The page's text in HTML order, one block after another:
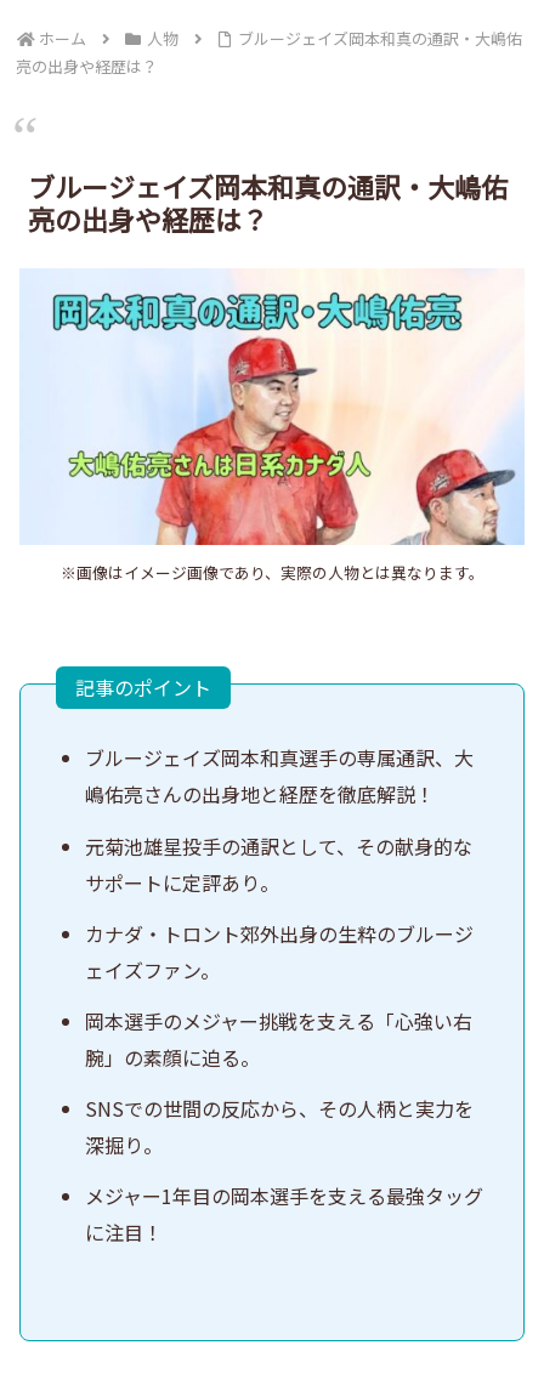
ホーム 人物
ブルージェイズ岡本和真の通訳・大嶋佑
亮の出身や経歴は？
ブルージェイズ岡本和真の通訳・大嶋佑
亮の出身や経歴は？
※画像はイメージ画像であり、実際の人物とは異なります。
記事のポイント
ブルージェイズ岡本和真選手の専属通訳、大
嶋佑亮さんの出身地と経歴を徹底解説！
元菊池雄星投手の通訳として、その献身的な
サポートに定評あり。
カナダ・トロント郊外出身の生粋のブルージ
ェイズファン。
岡本選手のメジャー挑戦を支える「心強い右
腕」の素顔に迫る。
SNSでの世間の反応から、その人柄と実力を
深掘り。
メジャー1年目の岡本選手を支える最強タッグ
に注目！